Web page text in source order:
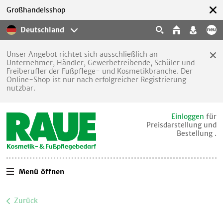
Deutschland
Großhandelsshop
Unser Angebot richtet sich ausschließlich an
Unternehmer, Händler, Gewerbetreibende, Schüler und
Freiberufler der Fußpflege- und Kosmetikbranche. Der
Online-Shop ist nur nach erfolgreicher Registrierung
nutzbar.
Einloggen für
Preisdarstellung und
Bestellung .
Menü öffnen
Zurück